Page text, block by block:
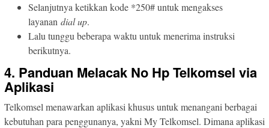
Selanjutnya ketikkan kode *250# untuk mengakses
layanan dial up.
Lalu tunggu beberapa waktu untuk menerima instruksi
berikutnya.
4. Panduan Melacak No Hp Telkomsel via
Aplikasi
Telkomsel menawarkan aplikasi khusus untuk menangani berbagai
kebutuhan para penggunanya, yakni My Telkomsel. Dimana aplikasi